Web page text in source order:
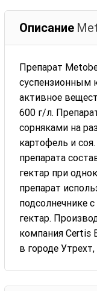
Описание
Препарат
суспензионным
активное
600 г/л.
сорняками на
картофель и
препарата
гектар при
препарат
подсолнечнике
гектар.
компания Certis
в городе